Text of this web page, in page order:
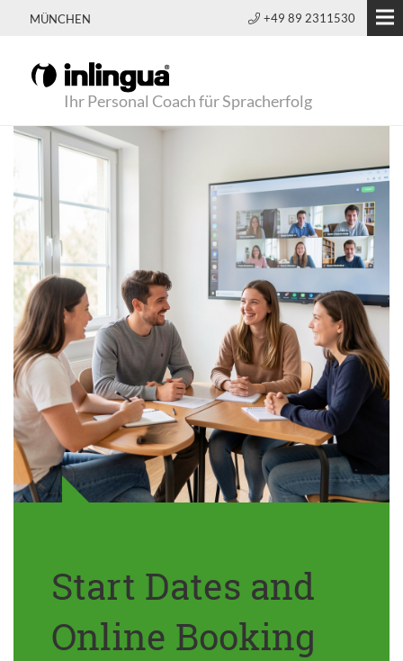
MÜNCHEN +49 89 2311530
Ihr Personal Coach für Spracherfolg
Start Dates and
Online Booking